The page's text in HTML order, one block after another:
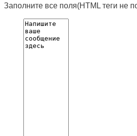
Заполните все поля(HTML теги не